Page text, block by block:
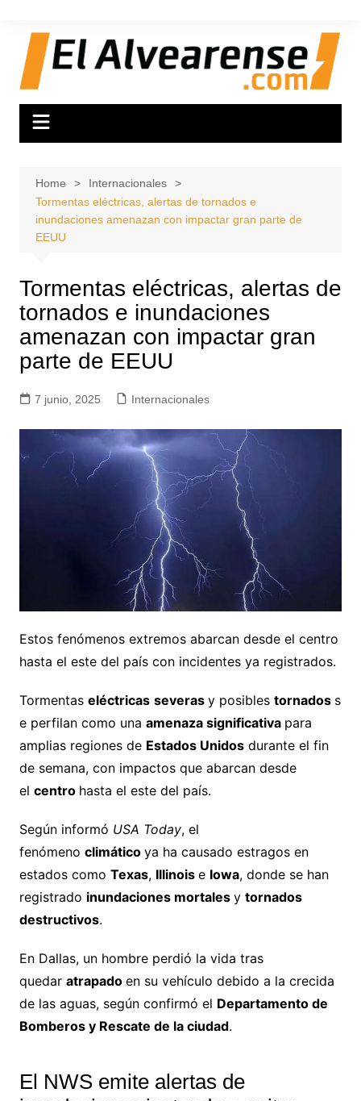
content
Home
Internacionales
Tormentas eléctricas, alertas de tornados e
inundaciones amenazan con impactar gran parte de
EEUU
Tormentas eléctricas, alertas de
tornados e inundaciones
amenazan con impactar gran
parte de EEUU
7 junio, 2025 Internacionales
Estos fenómenos extremos abarcan desde el centro
hasta el este del país con incidentes ya registrados.
Tormentas eléctricas severas y posibles tornados s
e perfilan como una amenaza significativa para
amplias regiones de Estados Unidosdurante el fin
de semana, con impactos que abarcan desde
el centro hasta el este del país.
Según informó USA Today, el
fenómeno climático ya ha causado estragos en
estados como Texas, Illinois e Iowa, donde se han
registrado inundaciones mortales y tornados
destructivos.
En Dallas, un hombre perdió la vida tras
quedar atrapado en su vehículo debido a la crecida
de las aguas, según confirmó el Departamento de
Bomberos y Rescate de la ciudad.
El NWS emite alertas de